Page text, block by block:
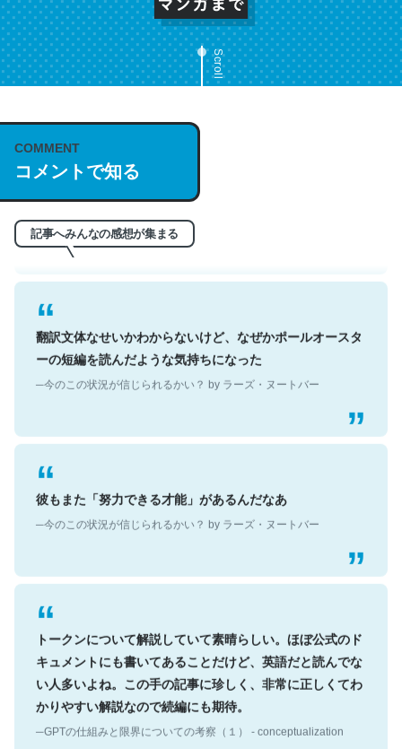
Scroll
COMMENT
コメントで知る
記事へみんなの感想が集まる
これは名文。彼はとてもクレバーなんだろうなと凄く思
う。英語少しでも読める人は原文もお勧め。自分はこの流
れ好き。Let’s Fucking Go. Then Covid hit. Shit.
翻訳文体なせいかわからないけど、なぜかポールオースタ
ーの短編を読んだような気持ちになった
─今のこの状況が信じられるかい？ by ラーズ・ヌートバー
彼もまた「努力できる才能」があるんだなあ
─今のこの状況が信じられるかい？ by ラーズ・ヌートバー
トークンについて解説していて素晴らしい。ほぼ公式のド
キュメントにも書いてあることだけど、英語だと読んでな
い人多いよね。この手の記事に珍しく、非常に正しくてわ
かりやすい解説なので続編にも期待。
─GPTの仕組みと限界についての考察（１） - conceptualization